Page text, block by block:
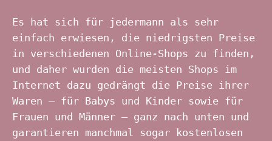
Es hat sich für jedermann als sehr
einfach erwiesen, die niedrigsten Preise
in verschiedenen Online-Shops zu finden,
und daher wurden die meisten Shops im
Internet dazu gedrängt die Preise ihrer
Waren – für Babys und Kinder sowie für
Frauen und Männer – ganz nach unten und
garantieren manchmal sogar kostenlosen